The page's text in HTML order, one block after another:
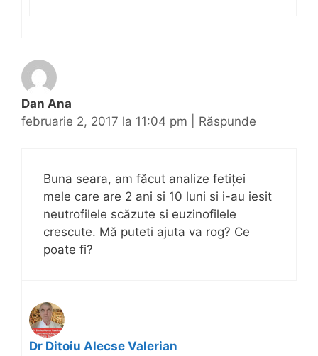
Dan Ana
februarie 2, 2017 la 11:04 pm
Răspunde
Buna seara, am făcut analize fetiței
mele care are 2 ani si 10 luni si i-au iesit
neutrofilele scăzute si euzinofilele
crescute. Mă puteti ajuta va rog? Ce
poate fi?
Dr Ditoiu Alecse Valerian